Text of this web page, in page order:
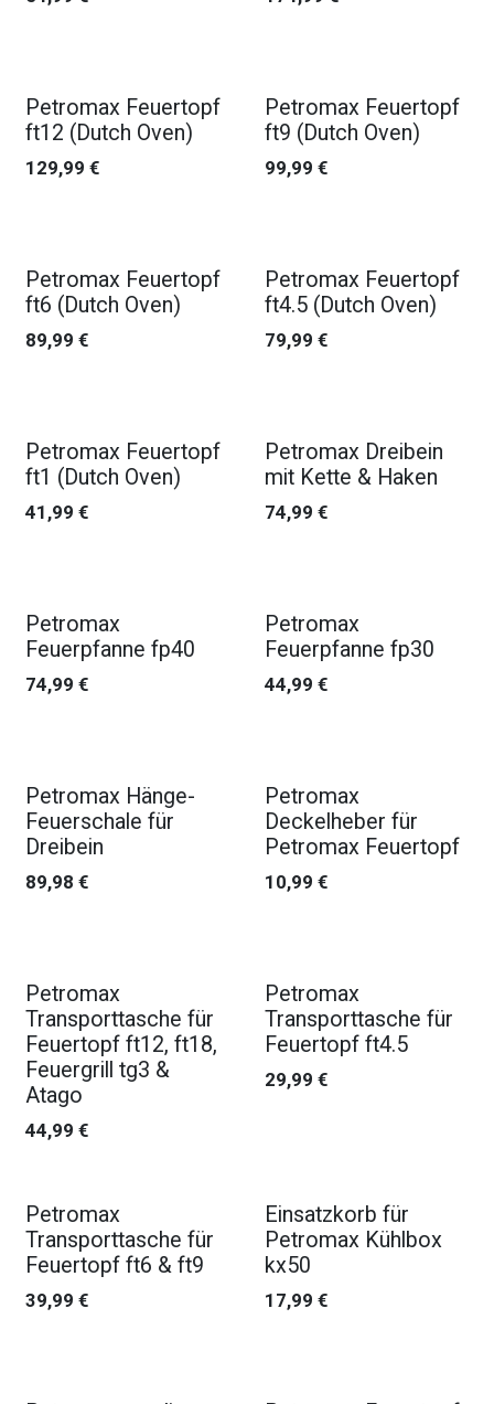
Petromax Feuertopf
ft12 (Dutch Oven)
129,99 €
Petromax Feuertopf
ft9 (Dutch Oven)
99,99 €
Petromax Feuertopf
ft6 (Dutch Oven)
89,99 €
Petromax Feuertopf
ft4.5 (Dutch Oven)
79,99 €
Petromax Feuertopf
ft1 (Dutch Oven)
41,99 €
Petromax Dreibein
mit Kette & Haken
74,99 €
Petromax
Feuerpfanne fp40
74,99 €
Petromax
Feuerpfanne fp30
44,99 €
Petromax Hänge-
Feuerschale für
Dreibein
89,98 €
Petromax
Deckelheber für
Petromax Feuertopf
10,99 €
Petromax
Transporttasche für
Feuertopf ft12, ft18,
Feuergrill tg3 &
Atago
44,99 €
Petromax
Transporttasche für
Feuertopf ft4.5
29,99 €
Petromax
Transporttasche für
Feuertopf ft6 & ft9
39,99 €
Einsatzkorb für
Petromax Kühlbox
kx50
17,99 €